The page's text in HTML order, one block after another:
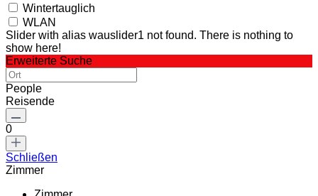
Wintertauglich
WLAN
Slider with alias wauslider1 not found. There is nothing to
show here!
Erweiterte Suche
People
Reisende
0
Schließen
Zimmer